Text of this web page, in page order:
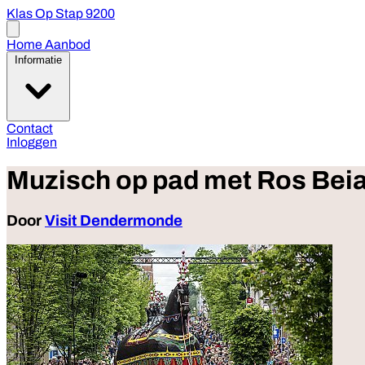
Klas Op Stap 9200
menu
HomeAanbod
Informatie
Contact
Inloggen
Muzisch op pad met Ros
Door Visit Dendermonde